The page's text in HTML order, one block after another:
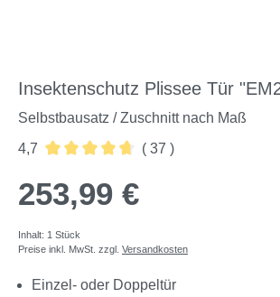
Insektenschutz Plissee Tür
Selbstbausatz / Zuschnitt nach Maß
4,7
( 37 )
253,99 €
Inhalt: 1 Stück
Preise inkl. MwSt. zzgl. Versandkosten
Einzel- oder Doppeltür